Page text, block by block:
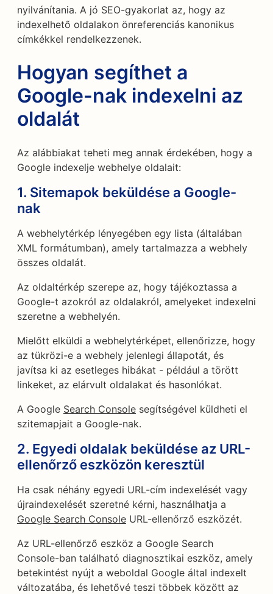
nyilvánítania. A jó SEO-gyakorlat az, hogy az
indexelhető oldalakon önreferenciás kanonikus
címkékkel rendelkezzenek.
Hogyan segíthet a
Google-nak indexelni az
oldalát
Az alábbiakat teheti meg annak érdekében, hogy a
Google indexelje webhelye oldalait:
1. Sitemapok beküldése a Google-
nak
A webhelytérkép lényegében egy lista (általában
XML formátumban), amely tartalmazza a webhely
összes oldalát.
Az oldaltérkép szerepe az, hogy tájékoztassa a
Google-t azokról az oldalakról, amelyeket indexelni
szeretne a webhelyén.
Mielőtt elküldi a webhelytérképet, ellenőrizze, hogy
az tükrözi-e a webhely jelenlegi állapotát, és
javítsa ki az esetleges hibákat - például a törött
linkeket, az elárvult oldalakat és hasonlókat.
A Google Search Console segítségével küldheti el
szitemapjait a Google-nak.
2. Egyedi oldalak beküldése az URL-
ellenőrző eszközön keresztül
Ha csak néhány egyedi URL-cím indexelését vagy
újraindexelését szeretné kérni, használhatja a
Google Search Console URL-ellenőrző eszközét.
Az URL-ellenőrző eszköz a Google Search
Console-ban található diagnosztikai eszköz, amely
betekintést nyújt a weboldal Google által indexelt
változatába, és lehetővé teszi többek között az